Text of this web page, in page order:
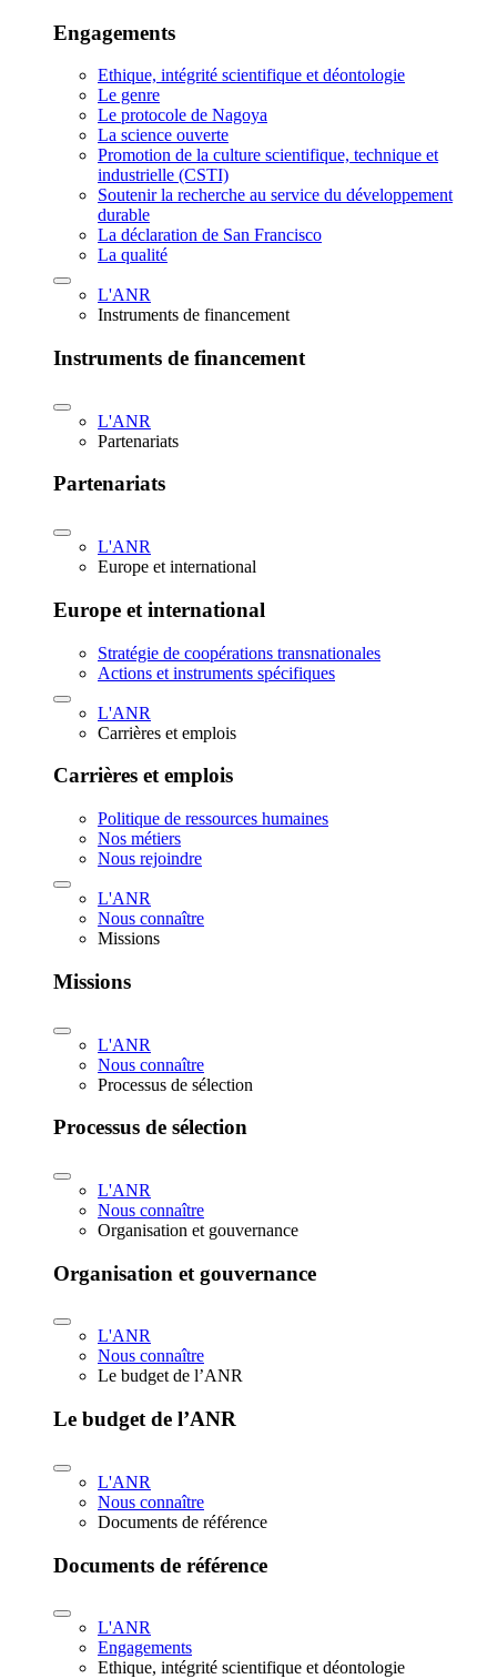
Engagements
Ethique, intégrité scientifique et déontologie
Le genre
Le protocole de Nagoya
La science ouverte
Promotion de la culture scientifique, technique et
industrielle (CSTI)
Soutenir la recherche au service du développement
durable
La déclaration de San Francisco
La qualité
L'ANR
Instruments de financement
Instruments de financement
L'ANR
Partenariats
Partenariats
L'ANR
Europe et international
Europe et international
Stratégie de coopérations transnationales
Actions et instruments spécifiques
L'ANR
Carrières et emplois
Carrières et emplois
Politique de ressources humaines
Nos métiers
Nous rejoindre
L'ANR
Nous connaître
Missions
Missions
L'ANR
Nous connaître
Processus de sélection
Processus de sélection
L'ANR
Nous connaître
Organisation et gouvernance
Organisation et gouvernance
L'ANR
Nous connaître
Le budget de l’ANR
Le budget de l’ANR
L'ANR
Nous connaître
Documents de référence
Documents de référence
L'ANR
Engagements
Ethique, intégrité scientifique et déontologie